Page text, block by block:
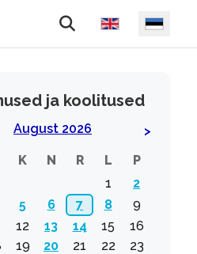
Vali keel
ja koolitused
August 2026
>
K N R L
P
1
2
5 6 7 8
9
12 13 14 15
16
19 20 21 22
23